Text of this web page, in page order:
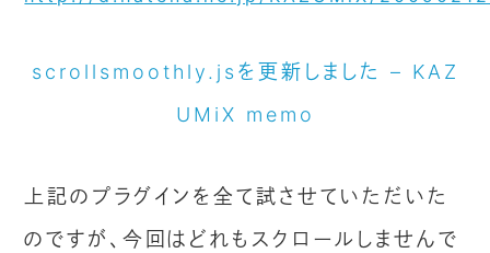
scrollsmoothly.jsを更新しました – KAZ
UMiX memo
上記のプラグインを全て試させていただいた
のですが、今回はどれもスクロールしませんで